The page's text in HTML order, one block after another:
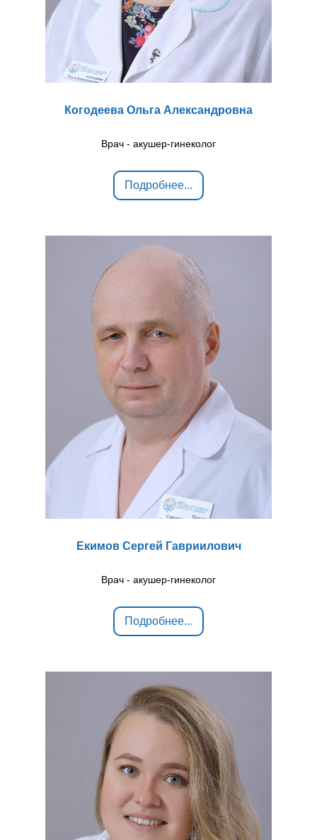
Когодеева Ольга Александровна
Врач - акушер-гинеколог
Подробнее...
Екимов Сергей Гавриилович
Врач - акушер-гинеколог
Подробнее...